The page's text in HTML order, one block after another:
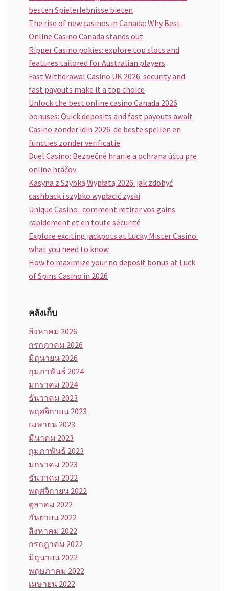
besten Spielerlebnisse bieten
The rise of new casinos in Canada: Why Best
Online Casino Canada stands out
Ripper Casino pokies: explore top slots and
features tailored for Australian players
Fast Withdrawal Casino UK 2026: security and
fast payouts make it a top choice
Unlock the best online casino Canada 2026
bonuses: Quick deposits and fast payouts await
Casino zonder idin 2026: de beste spellen en
functies zonder verificatie
Duel Casino: Bezpečné hranie a ochrana účtu pre
online hráčov
Kasyna z Szybką Wypłatą 2026: jak zdobyć
cashback i szybko wypłacić zyski
Unique Casino : comment retirer vos gains
rapidement et en toute sécurité
Explore exciting jackpots at Lucky Mister Casino:
what you need to know
How to maximize your no deposit bonus at Luck
of Spins Casino in 2026
คลังเก็บ
สิงหาคม 2026
กรกฎาคม 2026
มิถุนายน 2026
กุมภาพันธ์ 2024
มกราคม 2024
ธันวาคม 2023
พฤศจิกายน 2023
เมษายน 2023
มีนาคม 2023
กุมภาพันธ์ 2023
มกราคม 2023
ธันวาคม 2022
พฤศจิกายน 2022
ตุลาคม 2022
กันยายน 2022
สิงหาคม 2022
กรกฎาคม 2022
มิถุนายน 2022
พฤษภาคม 2022
เมษายน 2022